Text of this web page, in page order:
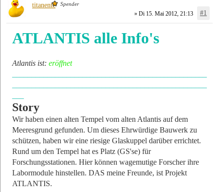
» Di 15. Mai 2012, 21:13 #1
ATLANTIS alle Info's
Atlantis ist: eröffnet
Story
Wir haben einen alten Tempel vom alten Atlantis auf dem
Meeresgrund gefunden. Um dieses Ehrwürdige Bauwerk zu
schützen, haben wir eine riesige Glaskuppel darüber errichtet.
Rund um den Tempel hat es Platz (GS'se) für
Forschungsstationen. Hier können wagemutige Forscher ihre
Labormodule hinstellen. DAS meine Freunde, ist Projekt
ATLANTIS.
titanente Spender